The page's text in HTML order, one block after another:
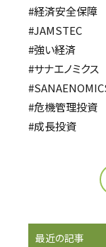
#経済安全保障
#JAMSTEC
#強い経済
#サナエノミクス
#危機管理投資
#成長投資
最近の記事